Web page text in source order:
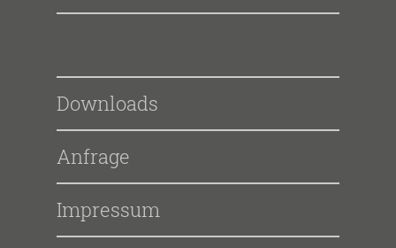
Downloads
Anfrage
Impressum